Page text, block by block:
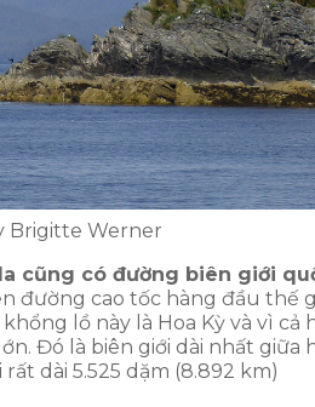
Brigitte Werner
cũng có đường biên giới
đường cao tốc hàng đầu thế
lồ này là Hoa Kỳ và vì
Đó là biên giới dài nhất
rất dài 5.525 dặm (8.892 km)